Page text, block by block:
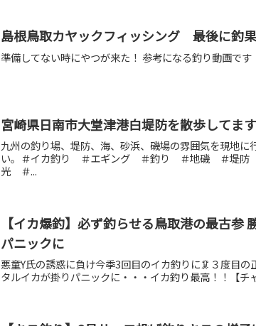
島根鳥取カヤックフィッシング 最後に釣
準備してない時にやつが来た！ 参考になる釣り動画です
宮崎県日南市大堂津港白堤防を散歩してます
九州の釣り場、堤防、海、砂浜、磯場の雰囲気を現地に
い。＃イカ釣り ＃エギング ＃釣り ＃地磯 ＃堤
光 ＃...
【イカ爆釣】必ず釣らせる鳥取港の最古参
パニックに
悪童Y氏の誘惑に負け今季3回目のイカ釣りに🦑３度目の
タルイカが掛りパニックに・・・イカ釣り最高！！【チ